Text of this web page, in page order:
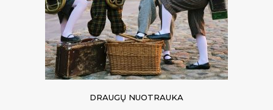
DRAUGŲ NUOTRAUKA